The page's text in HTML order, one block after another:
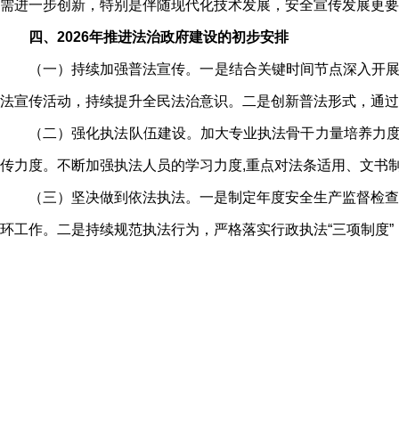
需进一步创新，特别是伴随现代化技术发展，安全宣传发展更
四、2026年推进法治政府建设的初步安排
（一）持续加强普法宣传。一是结合关键时间节点深入开
法宣传活动，持续提升全民法治意识。二是创新普法形式，通
（二）强化执法队伍建设。加大专业执法骨干力量培养
传力度。不断加强执法人员的学习力度,重点对法条适用、文
（三）坚决做到依法执法。一是制定年度安全生产监督
环工作。二是持续规范执法行为，严格落实行政执法“三项制